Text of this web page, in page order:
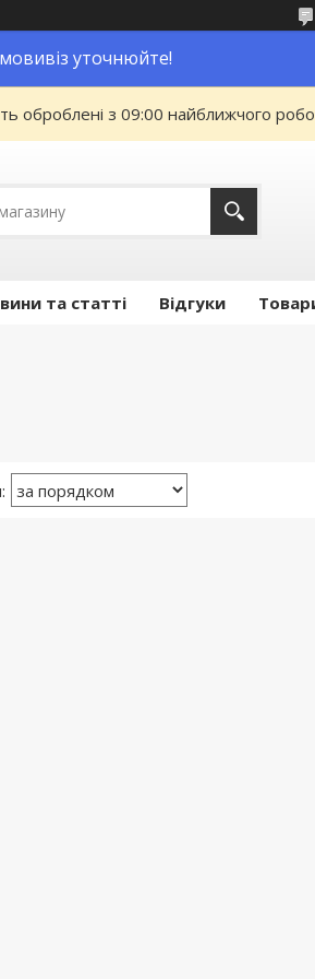
уточнюйте!
оброблені з 09:00 найближчого
та статті Відгуки